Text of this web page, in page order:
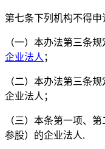
第七条下列机构不得申
（一）本办法第三条
企业法人 ；
（二）本办法第三条
企业法人；
（三）本条第一项、
参股）的企业法人.